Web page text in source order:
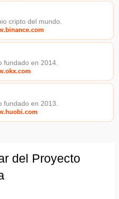
cripto del mundo.
fundado en 2014.
fundado en 2013.
del Proyecto